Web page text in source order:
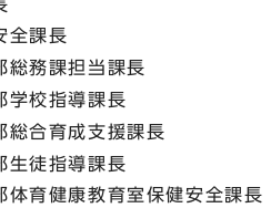
全課長
総務課担当課長
学校指導課長
総合育成支援課長
生徒指導課長
体育健康教育室保健安全課長